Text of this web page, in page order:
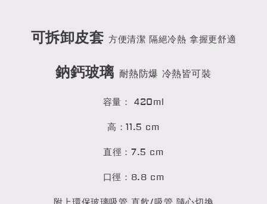
可拆卸皮套方便清潔 隔絕冷熱 拿握更舒適
鈉鈣玻璃 耐熱防爆 冷熱皆可裝
容量： 420ml
高：11.5 cm
直徑：7.5 cm
口徑：8.8 cm